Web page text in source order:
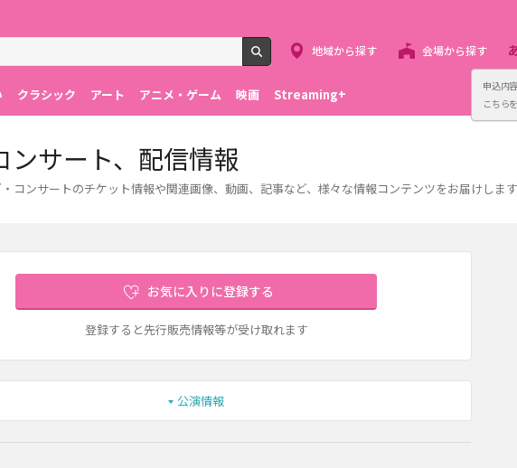
申込内
こちら
検索
地域から探す 会場から探す
クラシック アート アニメ・ゲーム 映画 Streaming+
サート、配信情報
ンサートのチケット情報や関連画像、動画、記事など、様々な情報コンテンツをお届けします
お気に入りに登録する
登録すると先行販売情報等が受け取れます
公演情報